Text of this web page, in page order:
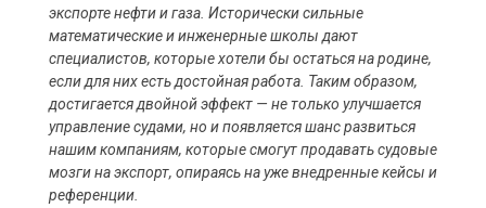
экспорте нефти и газа. Исторически сильные
математические и инженерные школы дают
специалистов, которые хотели бы остаться на родине,
если для них есть достойная работа. Таким образом,
достигается двойной эффект — не только улучшается
управление судами, но и появляется шанс развиться
нашим компаниям, которые смогут продавать судовые
мозги на экспорт, опираясь на уже внедренные кейсы и
референции.